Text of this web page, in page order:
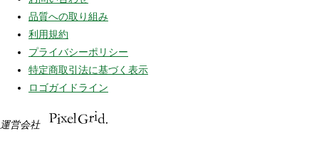
品質への取り組み
利用規約
プライバシーポリシー
特定商取引法に基づく表示
ロゴガイドライン
運営会社